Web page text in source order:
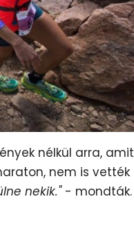
nélkül arra, amit
nem is vették
nekik."- mondták.